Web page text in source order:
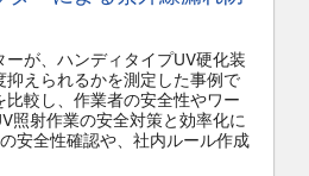
が、ハンディタイプUV硬化装
えられるかを測定した事例で
較し、作業者の安全性やワー
照射作業の安全対策と効率化に
安全性確認や、社内ルール作成